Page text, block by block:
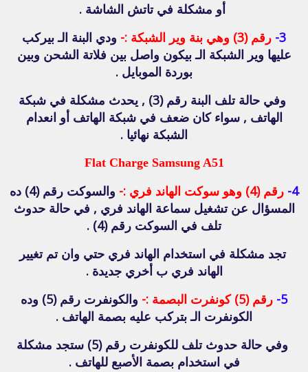
أو مشكلة في تاتش الشاشة .
3- رقم (3) وهي بنة وير الشبكة :-
ودي البنة الـ بيركب
عليها وير الشبكة الـ بيكون واصل بين فلاتة الشحن وبين
بوردة الموبايل .
وفي حالة تلف البنة رقم (3) , يحدث مشكلة في شبكة
الهاتف , سواء كان ضعف في شبكة الهاتف أو انعدام
الشبكة نهائيا .
Flat Charge Samsung A51
4- رقم (4) وهو سوكت الهاند فري :-
والسوكت رقم (4) ده
المسؤال عن تشغيل سماعة الهاند فري , في حالة حدوث
تلف في السوكت رقم (4) .
تجد مشكلة في استخدام الهاند فري حتي وان تم تغيير
الهاند فري ب أخري جديدة .
5- رقم (5) كونفرت البصمة :-
والكونفرت رقم (5) وده
الكونفرت الـ بتركب عليه بصمة الهاتف .
وفي حالة حدوث تلف للكونفرت رقم (5) ستجد مشكلة
في استخدام بصمة الأصبع للهاتف .